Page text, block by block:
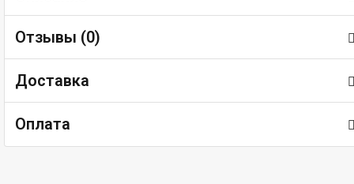
Отзывы (0)
Доставка
Оплата